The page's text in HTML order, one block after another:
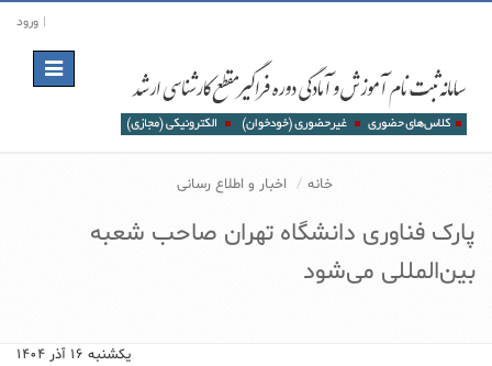
ورود
Toggle
navigation
خانه اخبار و اطلاع رسانی
پارک فناوری دانشگاه تهران صاحب شعبه
بین‌المللی می‌شود
یکشنبه ۱۶ آذر ۱۴۰۴